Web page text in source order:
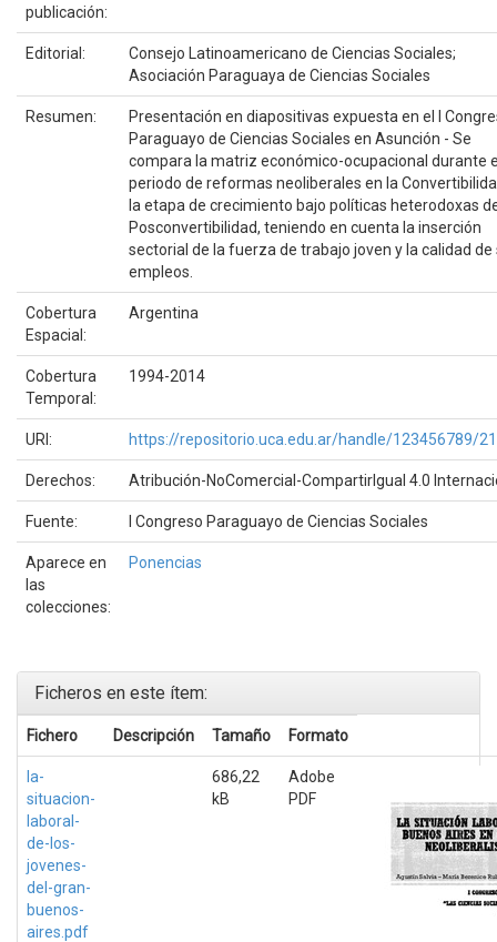
publicación:
Editorial:
Consejo Latinoamericano de Ciencias Sociales;
Asociación Paraguaya de Ciencias Sociales
Resumen:
Presentación en diapositivas expuesta en el I
Paraguayo de Ciencias Sociales en Asunción - Se
compara la matriz económico-ocupacional durante
periodo de reformas neoliberales en la
la etapa de crecimiento bajo políticas heterodoxas
Posconvertibilidad, teniendo en cuenta la inserción
sectorial de la fuerza de trabajo joven y la calidad de
empleos.
Cobertura
Espacial:
Argentina
Cobertura
Temporal:
1994-2014
URI: https://repositorio.uca.edu.ar/handle/123456789/
Derechos: Atribución-NoComercial-CompartirIgual 4.0
Fuente: I Congreso Paraguayo de Ciencias Sociales
Aparece en
las
colecciones:
Ponencias
Ficheros en este ítem:
Fichero Descripción Tamaño Formato
la-
situacion-
laboral-
de-los-
jovenes-
del-gran-
buenos-
aires.pdf
686,22
kB
Adobe
PDF